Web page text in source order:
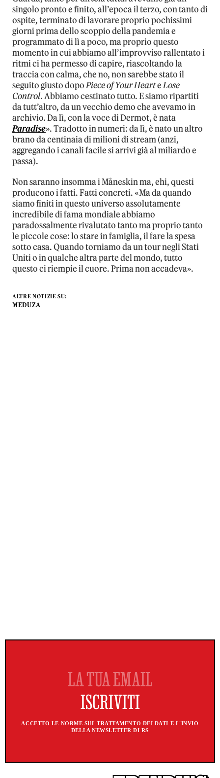
singolo pronto e finito, all’epoca il terzo, con tanto di
ospite, terminato di lavorare proprio pochissimi
giorni prima dello scoppio della pandemia e
programmato di lì a poco, ma proprio questo
momento in cui abbiamo all’improvviso rallentato i
ritmi ci ha permesso di capire, riascoltando la
traccia con calma, che no, non sarebbe stato il
seguito giusto dopoPiece of Your HearteLose
Control. Abbiamo cestinato tutto. E siamo ripartiti
da tutt’altro, da un vecchio demo che avevamo in
archivio. Da lì, con la voce di Dermot, è nata
Paradise». Tradotto in numeri: da lì, è nato un altro
brano da centinaia di milioni di stream (anzi,
aggregando i canali facile si arrivi già al miliardo e
passa).
Non saranno insomma i Måneskin ma, ehi, questi
producono i fatti. Fatti concreti. «Ma da quando
siamo finiti in questo universo assolutamente
incredibile di fama mondiale abbiamo
paradossalmente rivalutato tanto ma proprio tanto
le piccole cose: lo stare in famiglia, il fare la spesa
sotto casa. Quando torniamo da un tour negli Stati
Uniti o in qualche altra parte del mondo, tutto
questo ci riempie il cuore. Prima non accadeva».
ALTRE NOTIZIE SU:
MEDUZA
ACCETTO LE NORME SUL TRATTAMENTO DEI DATI E L'INVIO
DELLA NEWSLETTER DI RS